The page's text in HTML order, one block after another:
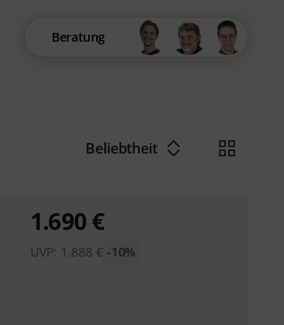
Beratung
Beliebtheit
1.690€
UVP: 1.888 € -10%